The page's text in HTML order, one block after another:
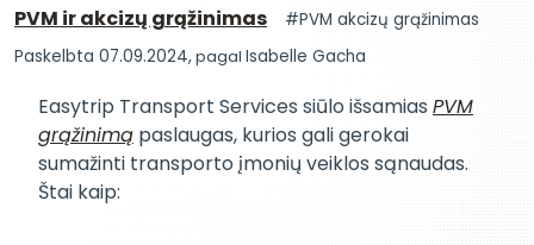
PVM ir akcizų grąžinimas
PVM akcizų grąžinimas
Paskelbta 07.09.2024,pagal Isabelle Gacha
Easytrip Transport Services siūlo išsamias PVM
grąžinimą paslaugas, kurios gali gerokai
sumažinti transporto įmonių veiklos sąnaudas.
Štai kaip: